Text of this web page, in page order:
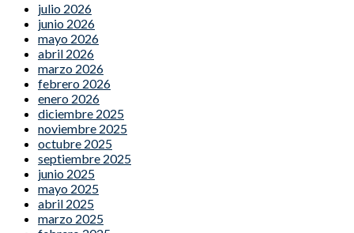
julio 2026
junio 2026
mayo 2026
abril 2026
marzo 2026
febrero 2026
enero 2026
diciembre 2025
noviembre 2025
octubre 2025
septiembre 2025
junio 2025
mayo 2025
abril 2025
marzo 2025